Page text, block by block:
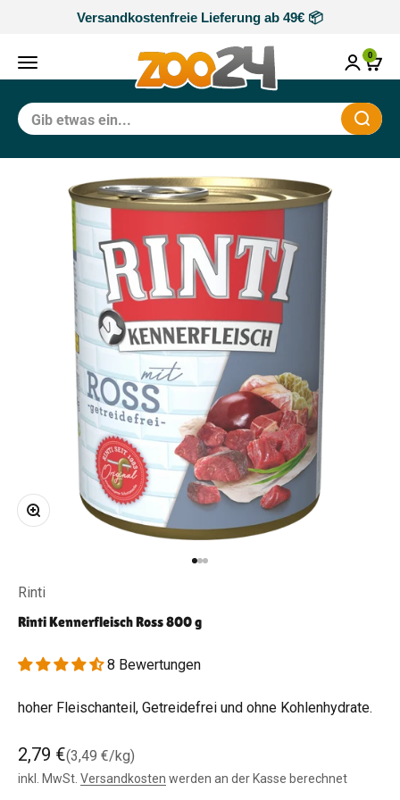
Zum Inhalt springenVersandkostenfreie Lieferung ab 49€ 📦
0
Navigationsmenü öffnen
Bild vergrößern
Rinti
Rinti Kennerfleisch Ross 800 g
8 Bewertungen
hoher Fleischanteil, Getreidefrei und ohne Kohlenhydrate.
Angebot
2,79 €(3,49 €/kg)
inkl. MwSt. Versandkosten werden an der Kasse berechnet